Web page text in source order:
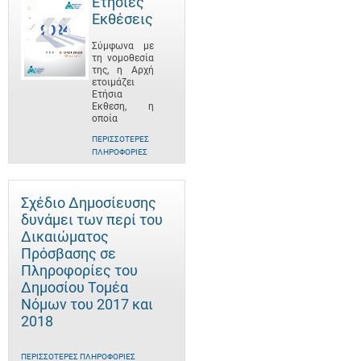
Εκθέσεις
Σύμφωνα με
τη νομοθεσία
της, η Αρχή
ετοιμάζει
Ετήσια
Έκθεση, η
οποία
ΠΕΡΙΣΣΌΤΕΡΕΣ
ΠΛΗΡΟΦΟΡΊΕΣ
Σχέδιο Δημοσίευσης
δυνάμει των περί του
Δικαιώματος
Πρόσβασης σε
Πληροφορίες του
Δημοσίου Τομέα
Νόμων του 2017 και
2018
ΠΕΡΙΣΣΌΤΕΡΕΣ ΠΛΗΡΟΦΟΡΊΕΣ